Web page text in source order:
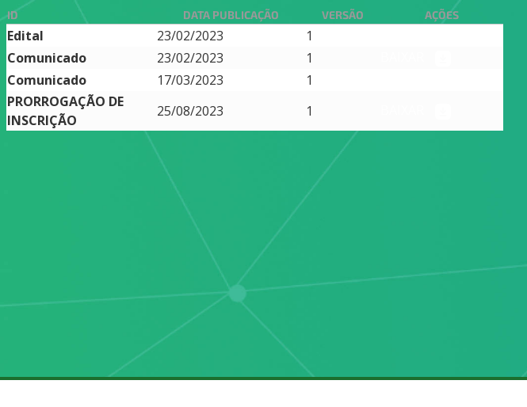
ID DATA PUBLICAÇÃO VERSÃO AÇÕES
Edital 23/02/2023 1
Comunicado
23/02/2023 1
Comunicado
17/03/2023 1
PRORROGAÇÃO DE
INSCRIÇÃO
25/08/2023 1